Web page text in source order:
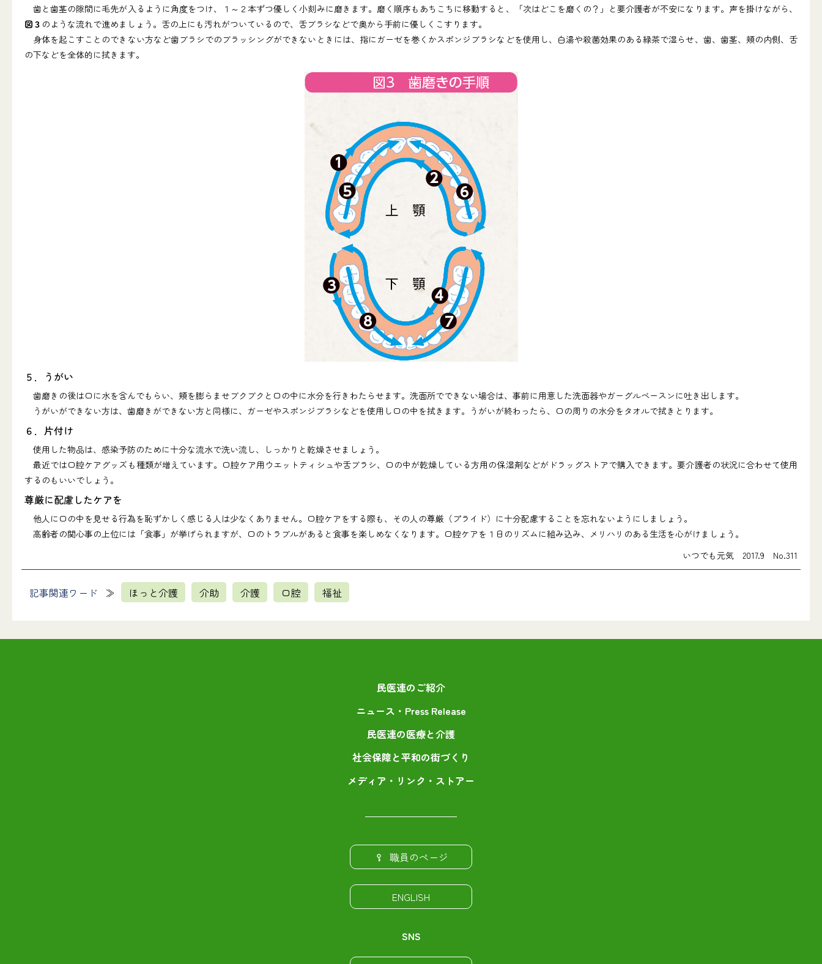
歯と歯茎の隙間に毛先が入るように角度をつけ、１～２本ずつ優しく小刻みに磨きます。磨く順序もあちこちに移動すると、「次はどこを磨くの？」と要介護者が不安になります。声を掛けながら、
図３ のような流れで進めましょう。舌の上にも汚れがついているので、舌ブラシなどで奥から手前に優しくこすります。
身体を起こすことのできない方など歯ブラシでのブラッシングができないときには、指にガーゼを巻くかスポンジブラシなどを使用し、白湯や殺菌効果のある緑茶で湿らせ、歯、歯茎、頬の内側、舌
の下などを全体的に拭きます。
５．うがい
歯磨きの後は口に水を含んでもらい、頬を膨らませブクブクと口の中に水分を行きわたらせます。洗面所でできない場合は、事前に用意した洗面器やガーグルベースンに吐き出します。
うがいができない方は、歯磨きができない方と同様に、ガーゼやスポンジブラシなどを使用し口の中を拭きます。うがいが終わったら、口の周りの水分をタオルで拭きとります。
６．片付け
使用した物品は、感染予防のために十分な流水で洗い流し、しっかりと乾燥させましょう。
最近では口腔ケアグッズも種類が増えています。口腔ケア用ウエットティシュや舌ブラシ、口の中が乾燥している方用の保湿剤などがドラッグストアで購入できます。要介護者の状況に合わせて使用
するのもいいでしょう。
尊厳に配慮したケアを
他人に口の中を見せる行為を恥ずかしく感じる人は少なくありません。口腔ケアをする際も、その人の尊厳（プライド）に十分配慮することを忘れないようにしましょう。
高齢者の関心事の上位には「食事」が挙げられますが、口のトラブルがあると食事を楽しめなくなります。口腔ケアを１日のリズムに組み込み、メリハリのある生活を心がけましょう。
いつでも元気 2017.9 No.311
記事関連ワード ほっと介護 介助 介護 口腔 福祉
民医連のご紹介
ニュース・Press Release
民医連の医療と介護
社会保障と平和の街づくり
メディア・リンク・ストアー
職員のページ
ENGLISH
SNS